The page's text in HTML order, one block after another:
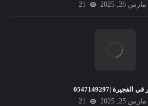
مارس 26, 2025
21
الفجيرة |0547149297
مارس 25, 2025
21